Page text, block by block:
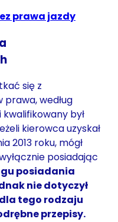
prawa jazdy
się z
według
był
kierowca uzyskał
2013 roku, mógł
posiadając
posiadania
nie dotyczył
tego rodzaju
przepisy.